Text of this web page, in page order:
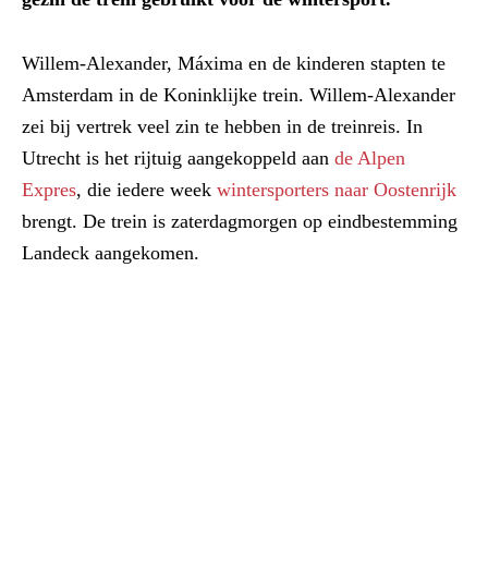
Willem-Alexander, Máxima en de kinderen stapten te
Amsterdam in de Koninklijke trein. Willem-Alexander
zei bij vertrek veel zin te hebben in de treinreis. In
Utrecht is het rijtuig aangekoppeld aan de Alpen
Expres, die iedere week wintersporters naar Oostenrijk
brengt. De trein is zaterdagmorgen op eindbestemming
Landeck aangekomen.